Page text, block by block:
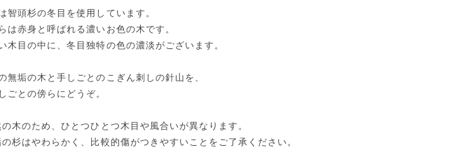
智頭杉の冬目を使用しています。
は赤身と呼ばれる濃いお色の木です。
木目の中に、冬目独特の色の濃淡がございます。
無垢の木と手しごとのこぎん刺しの針山を、
ごとの傍らにどうぞ。
木のため、ひとつひとつ木目や風合いが異なります。
杉はやわらかく、比較的傷がつきやすいことをご了承ください。